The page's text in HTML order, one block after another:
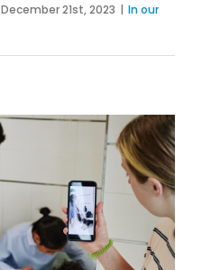
December 21st, 2023 | In our